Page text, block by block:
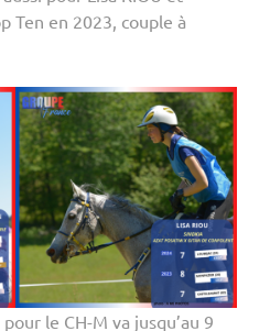
Ten en 2023, couple à
le CH-M va jusqu’au 9